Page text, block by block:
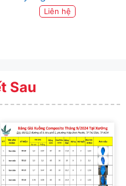
Liên hệ
Sau